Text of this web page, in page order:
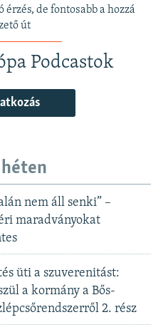
de fontosabb a hozzá
út
Podcastok
nem áll senki” –
maradványokat
üti a szuverenitást:
a kormány a Bős-
2. rész